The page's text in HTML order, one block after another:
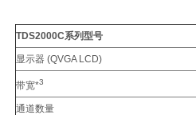
TDS2000C系列型号
显示器 (QVGA LCD)
带宽*3
通道数量